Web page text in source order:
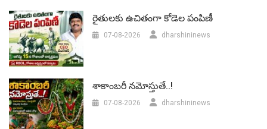
రైతులకు ఉచితంగా కోడెల పంపిణీ
07-08-2026 dharshininews
శాకాంబరీ నమోస్తుతే..!
07-08-2026 dharshininews